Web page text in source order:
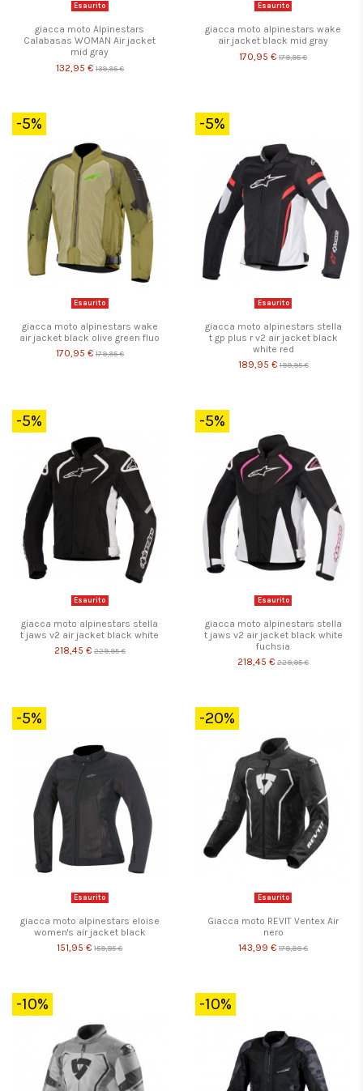
Esaurito
giacca moto Alpinestars
Calabasas WOMAN Air jacket
mid gray
132,95 € 139,95 €
Esaurito
giacca moto alpinestars wake
air jacket black mid gray
170,95 € 179,95 €
-5%
Esaurito
giacca moto alpinestars wake
air jacket black olive green fluo
170,95 € 179,95 €
-5%
Esaurito
giacca moto alpinestars stella
t gp plus r v2 air jacket black
white red
189,95 € 199,95 €
-5%
Esaurito
giacca moto alpinestars stella
t jaws v2 air jacket black white
218,45 € 229,95 €
-5%
Esaurito
giacca moto alpinestars stella
t jaws v2 air jacket black white
fuchsia
218,45 € 229,95 €
-5%
Esaurito
giacca moto alpinestars eloise
women's air jacket black
151,95 € 159,95 €
-20%
Esaurito
Giacca moto REVIT Ventex Air
nero
143,99 € 179,99 €
-10% -10%